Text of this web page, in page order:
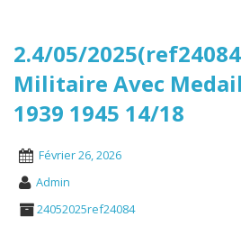
2.4/05/
Militaire Avec
1939 1945 14/18
Février 26, 2026
Admin
24052025ref24084